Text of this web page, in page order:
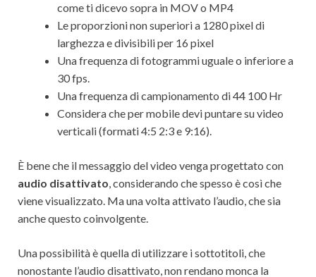
come ti dicevo sopra in MOV o MP4
Le proporzioni non superiori a 1280 pixel di
larghezza e divisibili per 16 pixel
Una frequenza di fotogrammi uguale o inferiore a
30 fps.
Una frequenza di campionamento di 44 100 Hr
Considera che per mobile devi puntare su video
verticali (formati 4:5 2:3 e 9:16).
È bene che il messaggio del video venga progettato con
audio disattivato, considerando che spesso è così che
viene visualizzato. Ma una volta attivato l’audio, che sia
anche questo coinvolgente.
Una possibilità è quella di utilizzare i sottotitoli, che
nonostante l’audio disattivato, non rendano monca la